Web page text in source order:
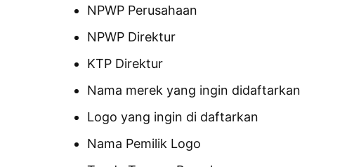
NPWP Perusahaan
NPWP Direktur
KTP Direktur
Nama merek yang ingin didaftarkan
Logo yang ingin di daftarkan
Nama Pemilik Logo